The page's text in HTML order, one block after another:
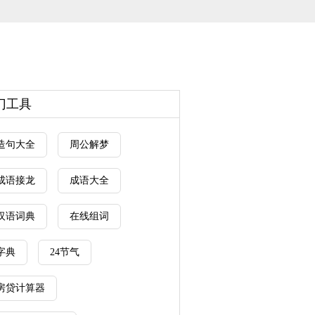
工具
句大全 周公解梦
语接龙 成语大全
语词典 在线组词
典 24节气
贷计算器